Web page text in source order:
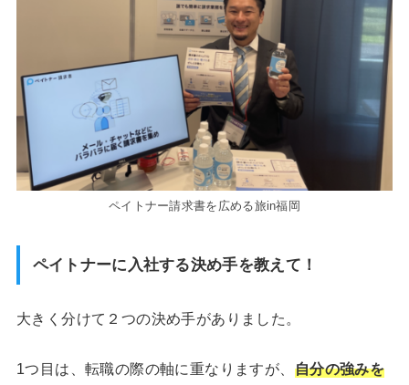
ペイトナー請求書を広める旅in福岡
ペイトナーに入社する決め手を教えて！
大きく分けて２つの決め手がありました。
1つ目は、転職の際の軸に重なりますが、 自分の強みを